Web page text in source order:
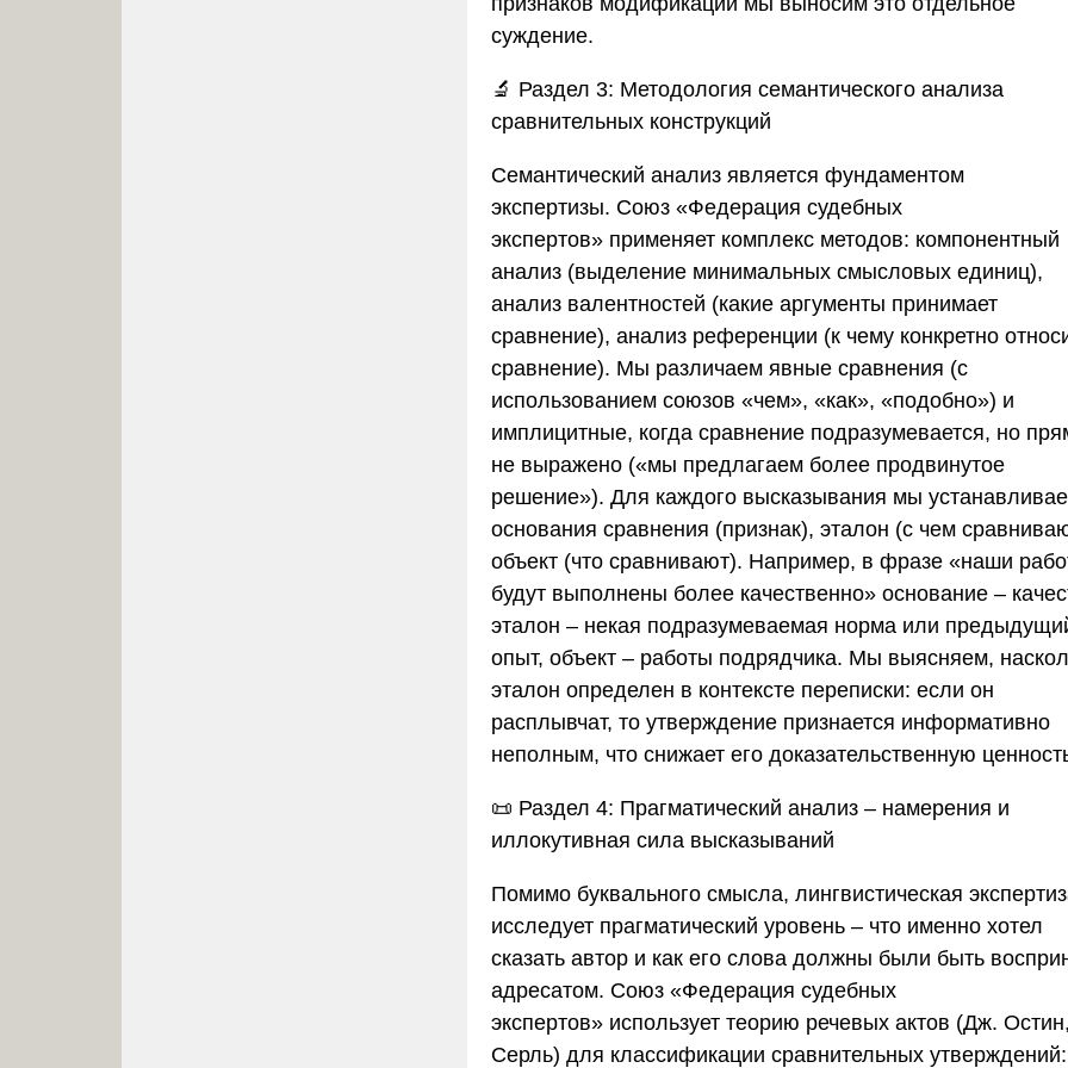
суждение.
🔬 Раздел 3: Методология семантического анализа
сравнительных конструкций
Семантический анализ является фундаментом
экспертизы. Союз «Федерация судебных
экспертов» применяет комплекс методов: компонентный
анализ (выделение минимальных смысловых единиц),
анализ валентностей (какие аргументы принимает
сравнение), анализ референции (к чему конкретно
сравнение). Мы различаем явные сравнения (с
использованием союзов «чем», «как», «подобно») и
имплицитные, когда сравнение подразумевается, но
не выражено («мы предлагаем более продвинутое
решение»). Для каждого высказывания мы
основания сравнения (признак), эталон (с чем
объект (что сравнивают). Например, в фразе «наши
будут выполнены более качественно» основание –
эталон – некая подразумеваемая норма или
опыт, объект – работы подрядчика. Мы выясняем,
эталон определен в контексте переписки: если он
расплывчат, то утверждение признается информативно
неполным, что снижает его доказательственную
📜 Раздел 4: Прагматический анализ – намерения и
иллокутивная сила высказываний
Помимо буквального смысла, лингвистическая
исследует прагматический уровень – что именно хотел
сказать автор и как его слова должны были быть
адресатом. Союз «Федерация судебных
экспертов» использует теорию речевых актов (Дж.
Серль) для классификации сравнительных утверждений: